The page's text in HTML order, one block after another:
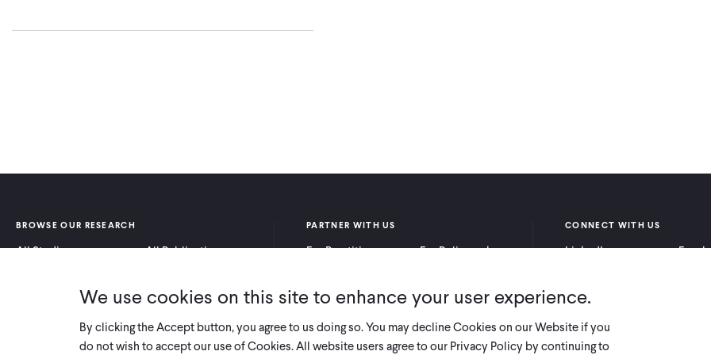
BROWSE OUR RESEARCH
All Studies
All Publications
PARTNER WITH US
For Practitioners
For Policymakers
CONNECT WITH US
LinkedIn
X
We use cookies on this site to enhance your user experience.
By clicking the Accept button, you agree to us doing so. You may decline Cookies on our Website if you
do not wish to accept our use of Cookies. All website users agree to our Privacy Policy by continuing to